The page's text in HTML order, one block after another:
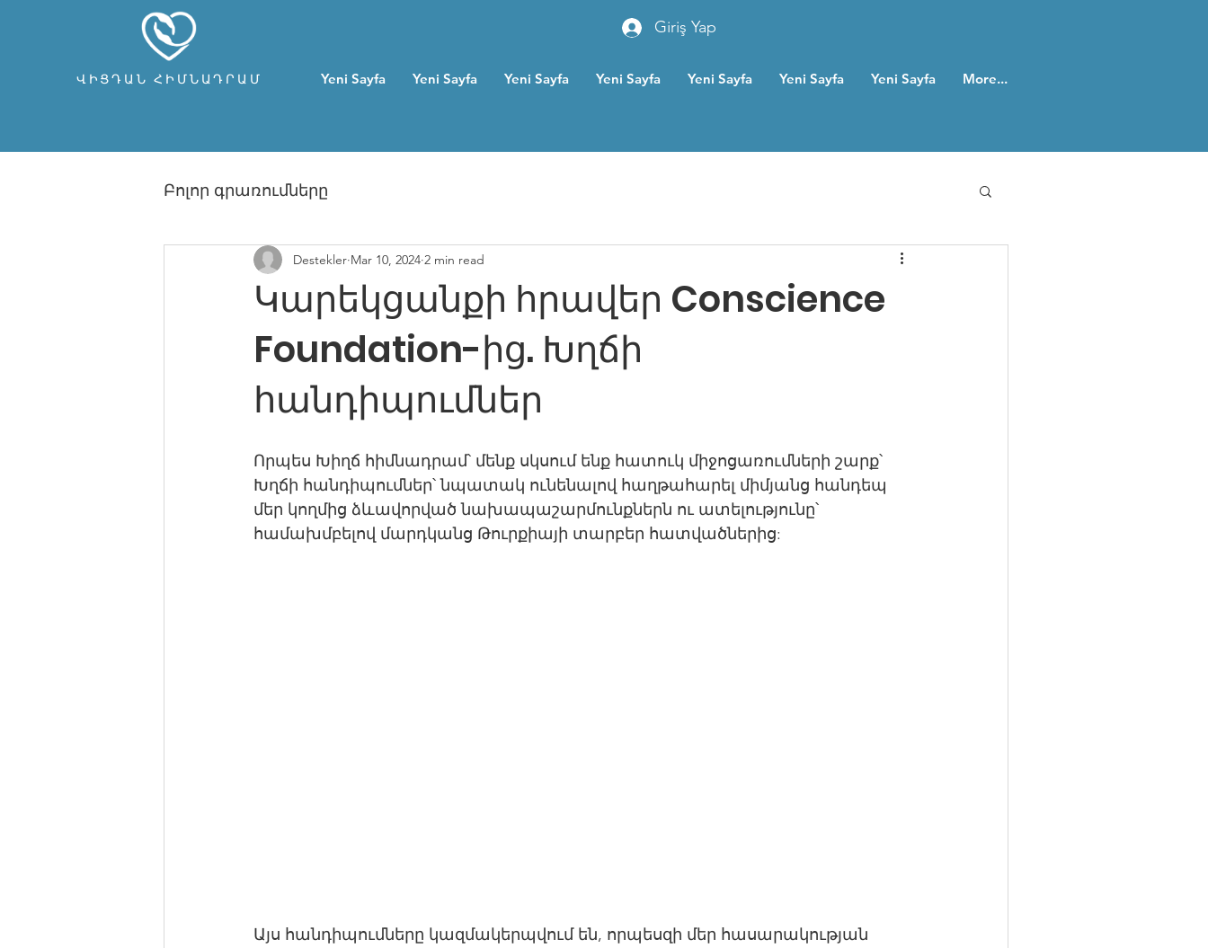
ՎԻՑԴԱՆ ՀԻՄՆԱԴՐԱՄ
Giriş Yap
Yeni Sayfa Yeni Sayfa Yeni Sayfa Yeni Sayfa Yeni Sayfa Yeni Sayfa Yeni Sayfa More...
Բոլոր գրառումները
Կարեկցանքի հրավեր Conscience
Foundation-ից. Խղճի
հանդիպումներ
Destekler Mar 10, 2024 2 min read
Որպես Խիղճ հիմնադրամ՝ մենք սկսում ենք հատուկ միջոցառումների շարք՝
Խղճի հանդիպումներ՝ նպատակ ունենալով հաղթահարել միմյանց հանդեպ
մեր կողմից ձևավորված նախապաշարմունքներն ու ատելությունը՝
համախմբելով մարդկանց Թուրքիայի տարբեր հատվածներից:
Այս հանդիպումները կազմակերպվում են, որպեսզի մեր հասարակության